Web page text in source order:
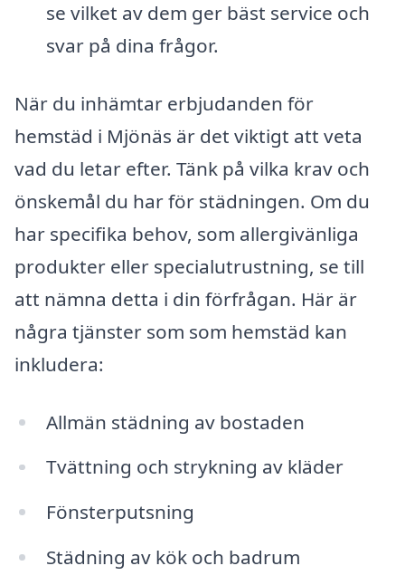
se vilket av dem ger bäst service och
svar på dina frågor.
När du inhämtar erbjudanden för
hemstäd i Mjönäs är det viktigt att veta
vad du letar efter. Tänk på vilka krav och
önskemål du har för städningen. Om du
har specifika behov, som allergivänliga
produkter eller specialutrustning, se till
att nämna detta i din förfrågan. Här är
några tjänster som som hemstäd kan
inkludera:
Allmän städning av bostaden
Tvättning och strykning av kläder
Fönsterputsning
Städning av kök och badrum